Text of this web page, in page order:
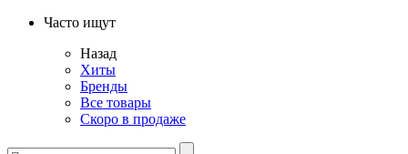
Часто ищут
Назад
Хиты
Бренды
Все товары
Скоро в продаже